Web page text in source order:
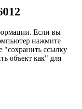
Если вы
нажмите
"сохранить ссылку
объект как" для